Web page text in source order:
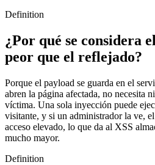
Definition
¿Por qué se considera
peor que el reflejado?
Porque el payload se guarda en el
abren la página afectada, no necesita
víctima. Una sola inyección puede
visitante, y si un administrador la ve,
acceso elevado, lo que da al XSS
mucho mayor.
Definition